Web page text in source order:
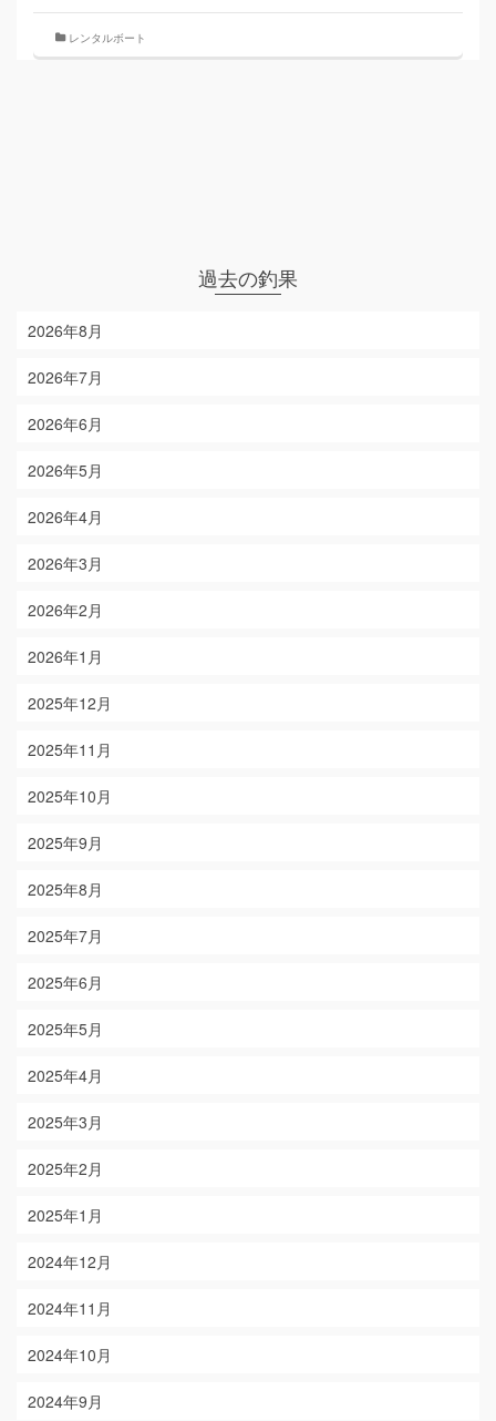
レンタルボート
過去の釣果
2026年8月
2026年7月
2026年6月
2026年5月
2026年4月
2026年3月
2026年2月
2026年1月
2025年12月
2025年11月
2025年10月
2025年9月
2025年8月
2025年7月
2025年6月
2025年5月
2025年4月
2025年3月
2025年2月
2025年1月
2024年12月
2024年11月
2024年10月
2024年9月